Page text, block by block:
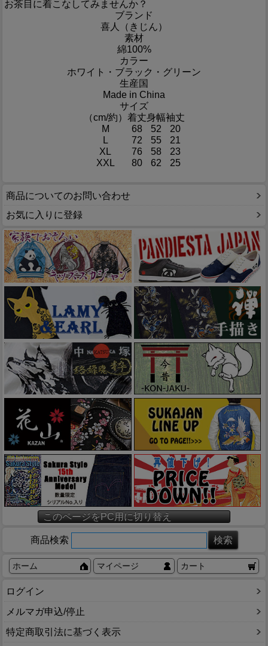
お茶目に着こなしてみませんか？
ブランド
喜人（きじん）
素材
綿100%
カラー
ホワイト・ブラック・グリーン
生産国
Made in China
サイズ
（cm/約） 着丈身幅袖丈
M
68 52
20
L
72 55
21
XL
76 58
23
XXL
80 62 25
商品についてのお問い合わせ
お気に入りに登録
このページをPC用に切り替え
商品検索
ホーム マイページ カート
ログイン
メルマガ申込/停止
特定商取引法に基づく表示